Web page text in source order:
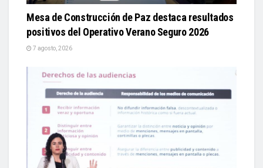
Mesa de Construcción de Paz destaca resultados
positivos del Operativo Verano Seguro 2026
7 agosto, 2026